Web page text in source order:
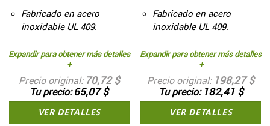
Fabricado en acero
inoxidable UL 409.
Expandir para obtener más detalles
+
Precio original 70,72 $
Tu precio 65,07 $
VER DETALLES
Fabricado en acero
inoxidable UL 409.
Expandir para obtener más detalles
+
Precio original 198,27 $
Tu precio 182,41 $
VER DETALLES